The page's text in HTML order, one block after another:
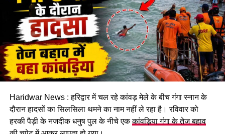
Haridwar News : हरिद्वार में चल रहे कांवड़ मेले के बीच गंगा स्नान के
दौरान हादसों का सिलसिला थमने का नाम नहीं ले रहा है। रविवार को
हरकी पैड़ी के नजदीक धनुष पुल के नीचे एककांवड़िया गंगा के तेज बहाव